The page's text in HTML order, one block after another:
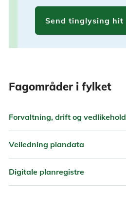
Send tinglysing hit
Fagområder i fylket
Forvaltning, drift og vedlikehold
Veiledning plandata
Digitale planregistre